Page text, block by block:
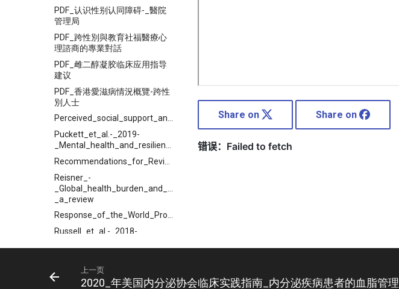
PDF_认识性别认同障碍-_醫院
管理局
PDF_跨性別與教育社福醫療心
理諮商的專業對話
PDF_雌二醇凝胶临床应用指导
建议
PDF_香港愛滋病情況概覽-跨性
別人士
Perceived_social_support_and_its_relationship_with
Puckett_et_al.-_2019-
Reisner_-
_Global_health_burden_and_needs_of_transgender_populations-
_a_review
Response_of_the_World_Professional_Association_for_Transgender_Health_to_the_Proposed_DSM_5_Criteria_for_Gender_Incongruence
Russell_et_al.-_2018-
Suicidal_ideation_and_attempted_suicide_amongst_Chinese_transgender
Share on Share on
上一页
2020_年美国内分泌协会临床实践指南_内分泌疾病患者的血脂管理